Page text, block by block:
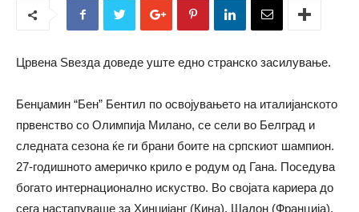
Црвена Ѕвезда доведе уште едно странско засилување.
Бенџамин “Бен” Бентил по освојувањето на италијанското
првенство со Олимпија Милано, се сели во Белград и
следната сезона ќе ги брани боите на српскиот шампион.
27-годишното америчко крило е родум од Гана. Поседува
богато интернационално искуство. Во својата кариера до
сега настапуваше за Хинџијанг (Кина), Шалон (Франција),